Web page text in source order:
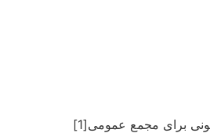
برای مجمع عمومی[1]